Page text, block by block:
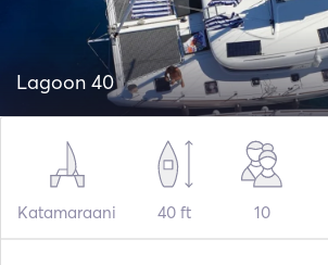
Lagoon 40
Katamaraani 40 ft 10